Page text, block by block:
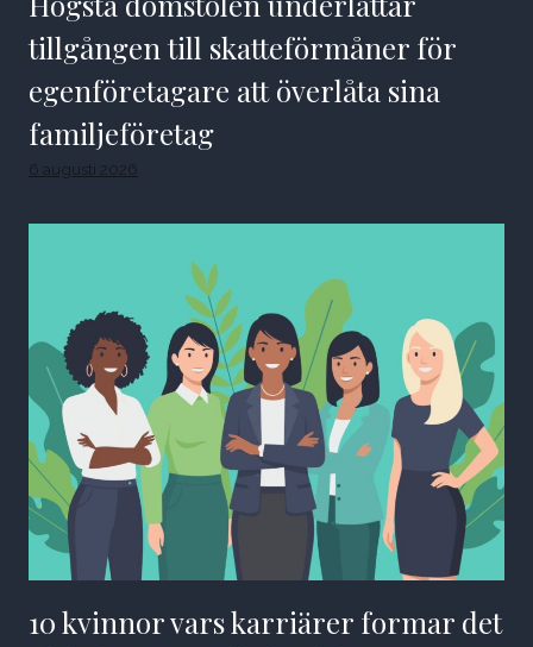
tillgången till skatteförmåner för
egenföretagare att överlåta sina
familjeföretag
6 augusti 2026
10 kvinnor vars karriärer formar det